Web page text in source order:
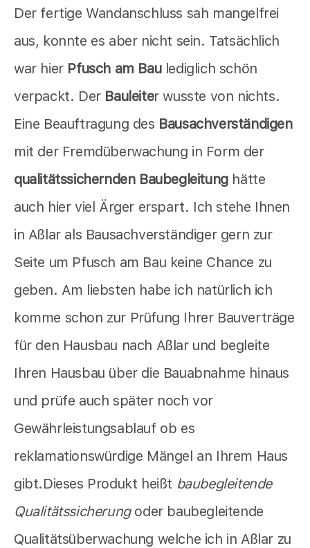
Der fertige Wandanschluss sah mangelfrei
aus, konnte es aber nicht sein. Tatsächlich
war hier Pfusch am Baulediglich schön
verpackt. Der Bauleiter wusste von nichts.
Eine Beauftragung des Bausachverständigen
mit der Fremdüberwachung in Form der
qualitätssichernden Baubegleitunghätte
auch hier viel Ärger erspart. Ich stehe Ihnen
in Aßlar als Bausachverständiger gern zur
Seite um Pfusch am Bau keine Chance zu
geben. Am liebsten habe ich natürlich ich
komme schon zur Prüfung Ihrer Bauverträge
für den Hausbau nach Aßlar und begleite
Ihren Hausbau über die Bauabnahme hinaus
und prüfe auch später noch vor
Gewährleistungsablauf ob es
reklamationswürdige Mängel an Ihrem Haus
gibt.Dieses Produkt heißt baubegleitende
Qualitätssicherung oder baubegleitende
Qualitätsüberwachung welche ich in Aßlar zu